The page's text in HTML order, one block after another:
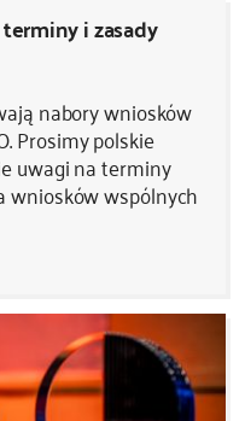
i zasady
nabory wniosków
Prosimy polskie
uwagi na terminy
wniosków wspólnych